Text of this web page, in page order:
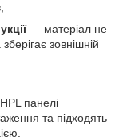
— матеріал не
зовнішній
HPL панелі
та підходять